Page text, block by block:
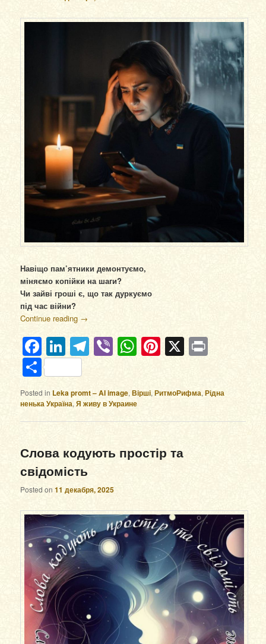
Навіщо пам’ятники демонтуємо,
міняємо копійки на шаги?
Чи зайві гроші є, що так дуркуємо
під час війни?
Continue reading →
Facebook
LinkedIn
Telegram
ViberWhatsApp
Pinterest
X
Отправить
Posted in Leka promt – AI image,Вірші,РитмоРифма,Рідна
ненька Україна,Я живу в Украине
Слова кодують простір та
свідомість
Posted on11 декабря, 2025